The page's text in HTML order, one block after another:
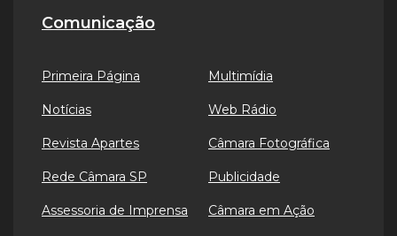
Comunicação
Primeira Página
Notícias
Revista Apartes
Rede Câmara SP
Assessoria de Imprensa
Multimídia
Web Rádio
Câmara Fotográfica
Publicidade
Câmara em Ação